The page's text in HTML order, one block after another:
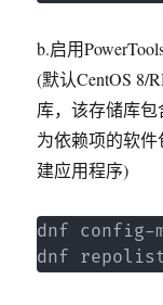
b.启用
(默认CentOS 8/
库，该存储库
为依赖项的软
建应用程序)
dnf config-
dnf